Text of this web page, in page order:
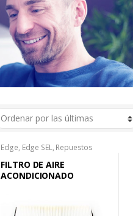
Edge, Edge SEL, Repuestos
FILTRO DE AIRE
ACONDICIONADO